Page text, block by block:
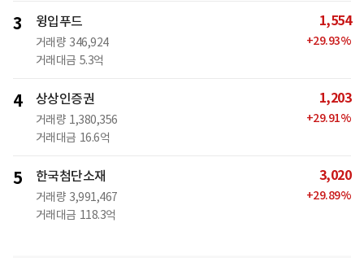
3 윙입푸드
거래량 346,924
거래대금 5.3억
1,554
+29.93%
4 상상인증권
거래량 1,380,356
거래대금 16.6억
1,203
+29.91%
5 한국첨단소재
거래량 3,991,467
거래대금 118.3억
3,020
+29.89%